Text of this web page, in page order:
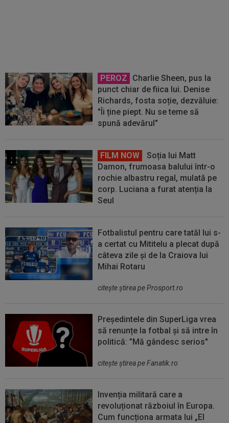
PEROZ
Charlie Sheen, pus la
punct chiar de fiica lui. Denise
Richards, fosta soție, dezvăluie:
"Îi ține piept. Nu se teme să
spună adevărul"
FILM NOW
Soția lui Matt
Damon, frumoasa balului într-o
rochie albastru regal, mulată pe
corp. Luciana a furat atenția la
Seul
Fotbalistul pentru care tatăl lui s-
a certat cu Mititelu a plecat după
câteva zile și de la Craiova lui
Mihai Rotaru
citeşte ştirea pe Prosport.ro
Președintele din SuperLiga vrea
să renunțe la fotbal și să intre în
politică: ”Mă gândesc serios"
citeşte ştirea pe Fanatik.ro
Invenția militară care a
revoluționat războiul în Europa.
Cum funcționa armata lui „El